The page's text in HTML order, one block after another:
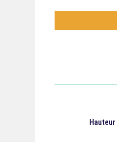
Hauteur